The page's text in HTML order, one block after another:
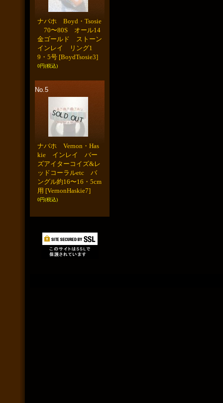
ナバホ Boyd・Tsosie
70〜80S オール14
金ゴールド ストーン
インレイ リング1
9・5号 [BoydTsosie3]
0円(税込)
No.5
ナバホ Vernon・Has
kie インレイ バー
ズアイターコイズ&レ
ッドコーラルetc バ
ングル約16〜16・5cm
用 [VernonHaskie7]
0円(税込)